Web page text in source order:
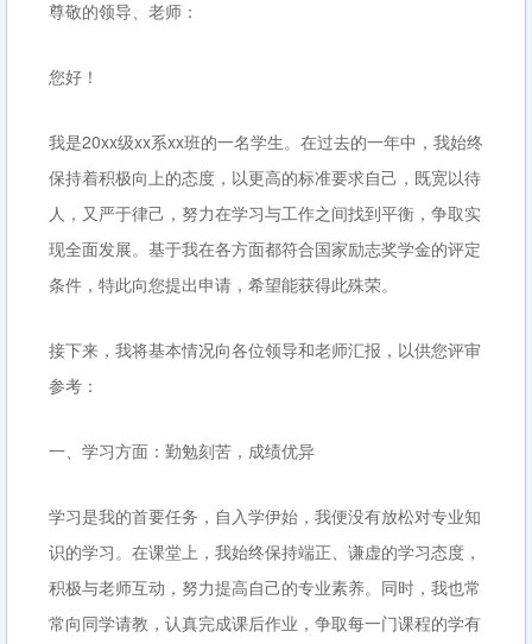
尊敬的领导、老师：
您好！
我是20xx级xx系xx班的一名学生。在过去的一年中，我始终
保持着积极向上的态度，以更高的标准要求自己，既宽以待
人，又严于律己，努力在学习与工作之间找到平衡，争取实
现全面发展。基于我在各方面都符合国家励志奖学金的评定
条件，特此向您提出申请，希望能获得此殊荣。
接下来，我将基本情况向各位领导和老师汇报，以供您评审
参考：
一、学习方面：勤勉刻苦，成绩优异
学习是我的首要任务，自入学伊始，我便没有放松对专业知
识的学习。在课堂上，我始终保持端正、谦虚的学习态度，
积极与老师互动，努力提高自己的专业素养。同时，我也常
常向同学请教，认真完成课后作业，争取每一门课程的学有